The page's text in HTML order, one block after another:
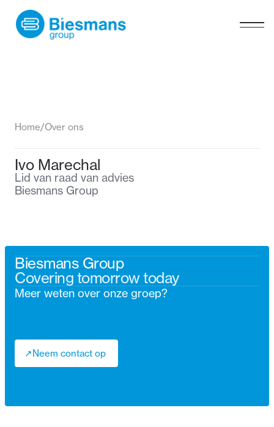
Home/Over ons
Ivo Marechal
Lid van raad van advies
Biesmans Group
Biesmans Group
Covering tomorrow today
Meer weten over onze groep?
↗
↗
Neem contact op